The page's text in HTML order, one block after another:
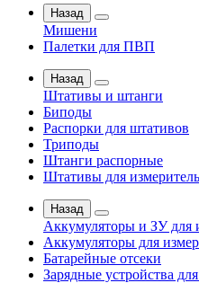
Назад
Мишени
Палетки для ПВП
Назад
Штативы и штанги
Биподы
Распорки для штативов
Триподы
Штанги распорные
Штативы для
Назад
Аккумуляторы и ЗУ для
Аккумуляторы для
Батарейные отсеки
Зарядные устройства